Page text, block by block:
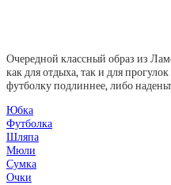
Очередной классный образ из
как для отдыха, так и для
футболку подлиннее, либо
Юбка
Футболка
Шляпа
Мюли
Сумка
Очки